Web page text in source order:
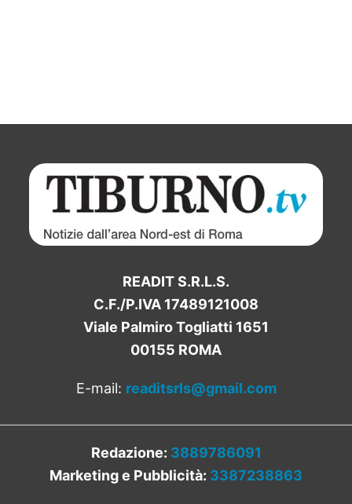
READIT S.R.L.S.
C.F./P.IVA 17489121008
Viale Palmiro Togliatti 1651
00155 ROMA
E-mail: readitsrls@gmail.com
Redazione: 3889786091
Marketing e Pubblicità: 3387238863